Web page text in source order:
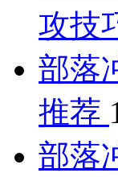
攻技
部落
推荐
部落